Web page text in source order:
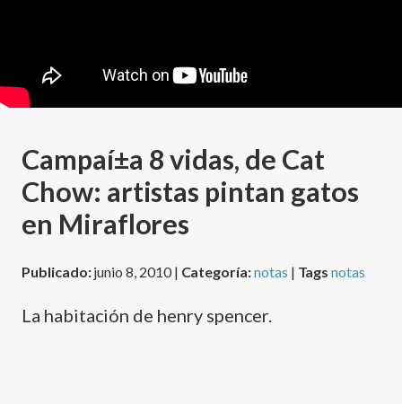
Campaí±a 8 vidas, de Cat
Chow: artistas pintan gatos
en Miraflores
Publicado:junio 8, 2010 | Categoría:notas | Tagsnotas
La habitación de henry spencer.